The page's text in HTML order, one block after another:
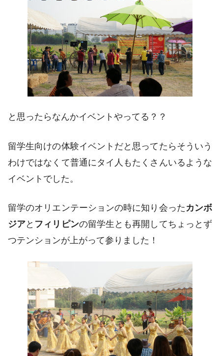
と思ったらなんかイベントやってる？？
留学生向けの体験イベントだと思ってたらそういう
わけではなくて普通にタイ人もたくさんいるような
イベントでした 。
留学のオリエンテーションの時に知り会った カンボ
ジアと フィリピンの留学生とも再開してちょっとず
つテンションが上がって参りました！